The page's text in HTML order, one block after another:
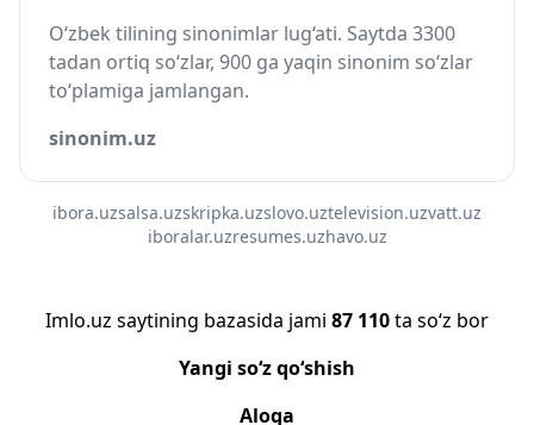
O‘zbek tilining sinonimlar lug‘ati. Saytda 3300
tadan ortiq so‘zlar, 900 ga yaqin sinonim so‘zlar
to‘plamiga jamlangan.
sinonim.uz
ibora.uzsalsa.uzskripka.uzslovo.uztelevision.uzvatt.uz
iboralar.uzresumes.uzhavo.uz
Imlo.uz saytining bazasida jami 87 110ta so‘z bor
Yangi so‘z qo‘shish
Aloqa